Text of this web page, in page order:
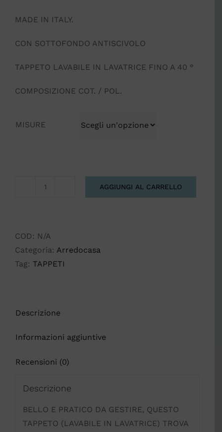
MADE IN ITALY.
CON SOTTOFONDO ANTISCIVOLO
TAPPETO LAVABILE IN LAVATRICE FINO A 40 °
COMPOSIZIONE COT. / POL.
MISURE
DIGITALE
quantità
AGGIUNGI AL CARRELLO
COD: N/A
Categoria: Arredocasa
Tag: TAPPETI
Descrizione
Informazioni aggiuntive
Recensioni (0)
Descrizione
BELLO E PRATICO DA GESTIRE, QUESTO
TAPPETO (LAVABILE IN LAVATRICE) TROVA